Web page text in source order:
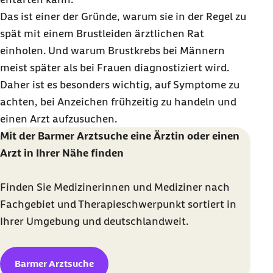
Das ist einer der Gründe, warum sie in der Regel zu
spät mit einem Brustleiden ärztlichen Rat
einholen. Und warum Brustkrebs bei Männern
meist später als bei Frauen diagnostiziert wird.
Daher ist es besonders wichtig, auf Symptome zu
achten, bei Anzeichen frühzeitig zu handeln und
einen Arzt aufzusuchen.
Mit der Barmer Arztsuche eine Ärztin oder einen
Arzt in Ihrer Nähe finden
Finden Sie Medizinerinnen und Mediziner nach
Fachgebiet und Therapieschwerpunkt sortiert in
Ihrer Umgebung und deutschlandweit.
Barmer Arztsuche